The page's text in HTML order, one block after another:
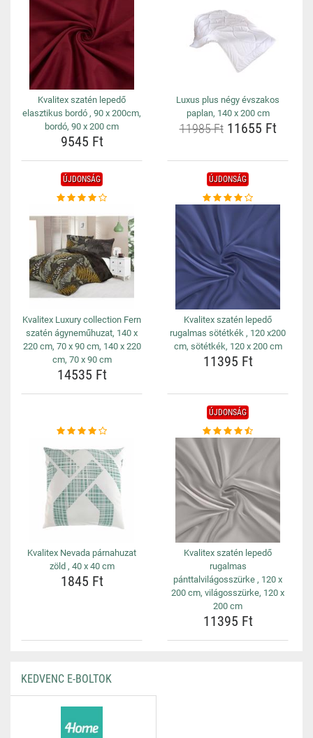
Kvalitex szatén lepedő
elasztikus bordó , 90 x 200cm,
bordó, 90 x 200 cm
9545 Ft
Luxus plus négy évszakos
paplan, 140 x 200 cm
11985 Ft11655 Ft
ÚJDONSÁG
Kvalitex Luxury collection Fern
szatén ágyneműhuzat, 140 x
220 cm, 70 x 90 cm, 140 x 220
cm, 70 x 90 cm
14535 Ft
ÚJDONSÁG
Kvalitex szatén lepedő
rugalmas sötétkék , 120 x200
cm, sötétkék, 120 x 200 cm
11395 Ft
Kvalitex Nevada párnahuzat
zöld , 40 x 40 cm
1845 Ft
ÚJDONSÁG
Kvalitex szatén lepedő
rugalmas
pánttalvilágosszürke , 120 x
200 cm, világosszürke, 120 x
200 cm
11395 Ft
KEDVENC E-BOLTOK